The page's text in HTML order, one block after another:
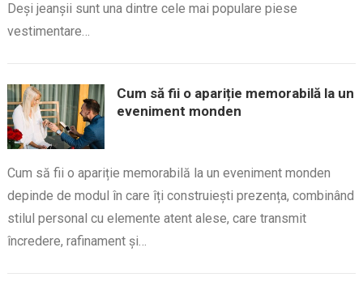
Deși jeanșii sunt una dintre cele mai populare piese
vestimentare…
Cum să fii o apariție memorabilă la un
eveniment monden
Cum să fii o apariție memorabilă la un eveniment monden
depinde de modul în care îți construiești prezența, combinând
stilul personal cu elemente atent alese, care transmit
încredere, rafinament și…